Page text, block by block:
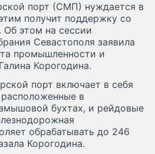
порт (СМП) нуждается в
получит поддержку со
Об этом на сессии
Севастополя заявила
промышленности и
Корогодина.
порт включает в себя
в
бухтах, и рейдовые
обрабатывать до 246
Корогодина.